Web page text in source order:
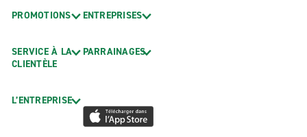
PROMOTIONS
SERVICE À LA
CLIENTÈLE
L’ENTREPRISE
ENTREPRISES
PARRAINAGES